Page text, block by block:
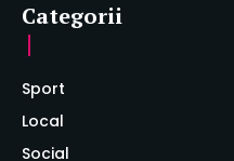
Categorii
Sport
Local
Social